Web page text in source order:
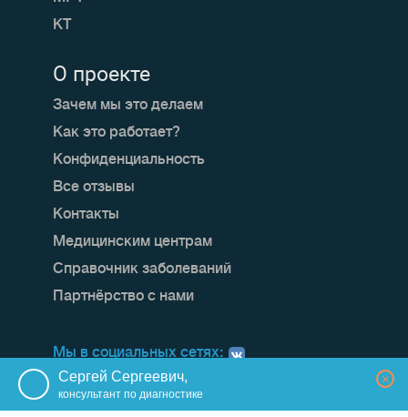
О проекте
Зачем мы это делаем
Как это работает?
Конфиденциальность
Все отзывы
Контакты
Медицинским центрам
Справочник заболеваний
Партнёрство с нами
КТ
Мы в социальных сетях:
×
Сергей Сергеевич,
консультант по диагностике